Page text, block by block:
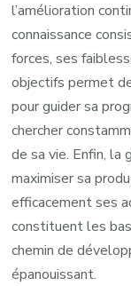
l’amélioration
connaissance
forces, ses
objectifs permet
pour guider sa
chercher
de sa vie. Enfin,
maximiser sa
efficacement ses
constituent les
chemin de
épanouissant.